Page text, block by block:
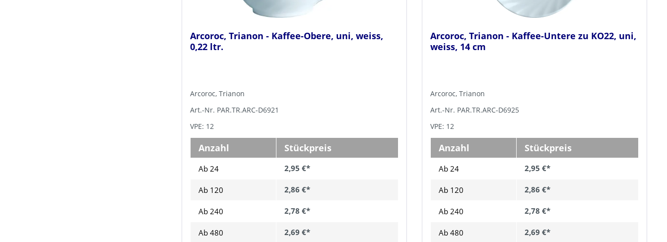
Arcoroc, Trianon - Kaffee-Obere, uni, weiss,
0,22 ltr.
Arcoroc, Trianon
Art.-Nr. PAR.TR.ARC-D6921
VPE: 12
Anzahl Stückpreis
Ab 24 2,95 €*
Ab 120 2,86 €*
Ab 240 2,78 €*
Ab 480 2,69 €*
Arcoroc, Trianon - Kaffee-Untere zu KO22, uni,
weiss, 14 cm
Arcoroc, Trianon
Art.-Nr. PAR.TR.ARC-D6925
VPE: 12
Anzahl Stückpreis
Ab 24 2,95 €*
Ab 120 2,86 €*
Ab 240 2,78 €*
Ab 480 2,69 €*